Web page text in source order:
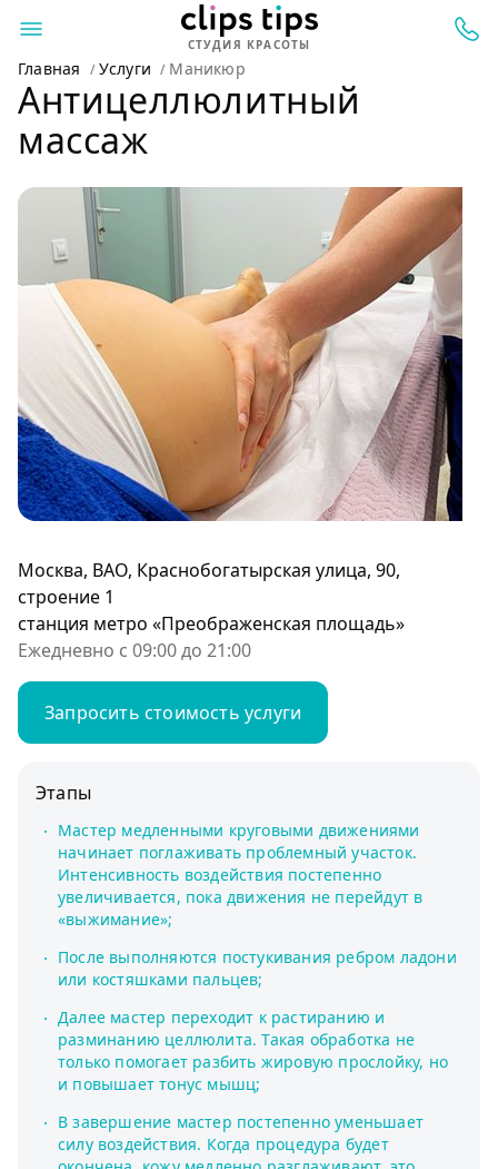
СТУДИЯ КРАСОТЫ
Главная Услуги Маникюр
Антицеллюлитный
массаж
Москва, ВАО, Краснобогатырская улица, 90,
строение 1
станция метро «Преображенская площадь»
Ежедневно с 09:00 до 21:00
Запросить стоимость услуги
Этапы
Мастер медленными круговыми движениями
начинает поглаживать проблемный участок.
Интенсивность воздействия постепенно
увеличивается, пока движения не перейдут в
«выжимание»;
После выполняются постукивания ребром ладони
или костяшками пальцев;
Далее мастер переходит к растиранию и
разминанию целлюлита. Такая обработка не
только помогает разбить жировую прослойку, но
и повышает тонус мышц;
В завершение мастер постепенно уменьшает
силу воздействия. Когда процедура будет